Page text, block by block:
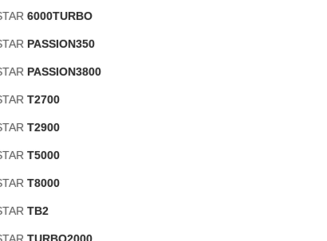
6000TURBO
PASSION350
PASSION3800
T2700
T2900
T5000
T8000
TB2